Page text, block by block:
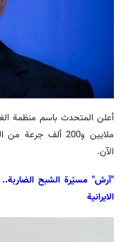
ملايين و200 ألف
الآن.
"آرش" مسيّرة الشبح الضاربة..
الايرانية